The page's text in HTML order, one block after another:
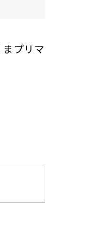
プリマ